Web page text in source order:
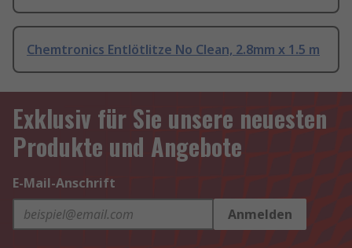
Chemtronics Entlötlitze No Clean, 2.8mm x 1.5 m
Exklusiv für Sie unsere neuesten
Produkte und Angebote
E-Mail-Anschrift
Anmelden